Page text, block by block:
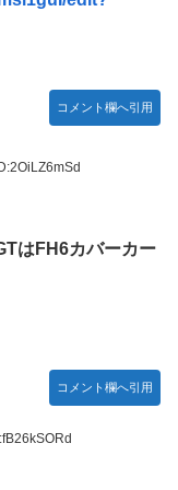
コピーの映画【ラブ
子、全くないｗｗｗ
以上にヤバい…
でヒロイン戦争決着
」 日本を知ってし
痺へ…「死んだほう
新聞、コスト上昇に
コメント欄へ引用
はFH6カバーカー
コメント欄へ引用